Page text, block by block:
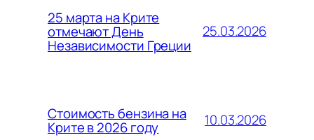
25 марта на Крите
отмечают День
Независимости Греции
25.03.2026
Стоимость бензина на
Крите в 2026 году 10.03.2026